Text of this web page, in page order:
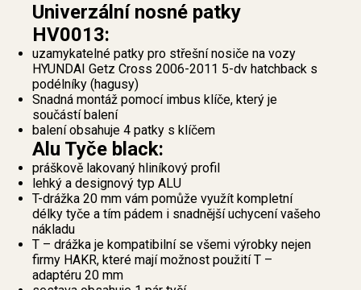
Univerzální nosné patky
HV0013:
uzamykatelné patky pro střešní nosiče na vozy
HYUNDAI Getz Cross 2006-2011 5-dv hatchback s
podélníky (hagusy)
Snadná montáž pomocí imbus klíče, který je
součástí balení
balení obsahuje 4 patky s klíčem
Alu Tyče black:
práškově lakovaný hliníkový profil
lehký a designový typ ALU
T-drážka 20 mm vám pomůže využít kompletní
délky tyče a tím pádem i snadnější uchycení vašeho
nákladu
T – drážka je kompatibilní se všemi výrobky nejen
firmy HAKR, které mají možnost použití T –
adaptéru 20 mm